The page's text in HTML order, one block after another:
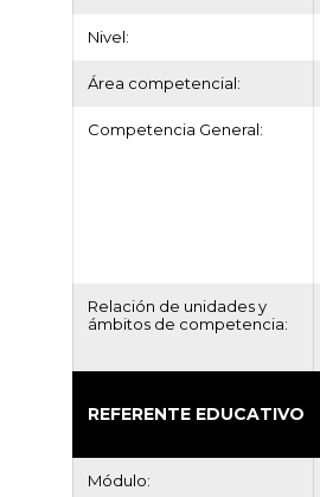
Nivel:
Área competencial:
Competencia General:
Relación de unidades y
ámbitos de competencia:
REFERENTE EDUCATIVO
Módulo: